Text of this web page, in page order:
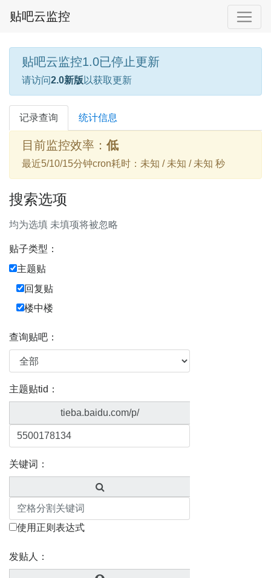
贴吧云监控
贴吧云监控1.0已停止更新
请访问2.0新版 以获取更新
记录查询 统计信息
目前监控效率： 低
最近5/10/15分钟cron耗时：未知 / 未知 / 未知 秒
搜索选项
均为选填 未填项将被忽略
贴子类型：
主题贴
回复贴
楼中楼
查询贴吧：
主题贴tid：
tieba.baidu.com/p/
关键词：
使用正则表达式
发贴人：